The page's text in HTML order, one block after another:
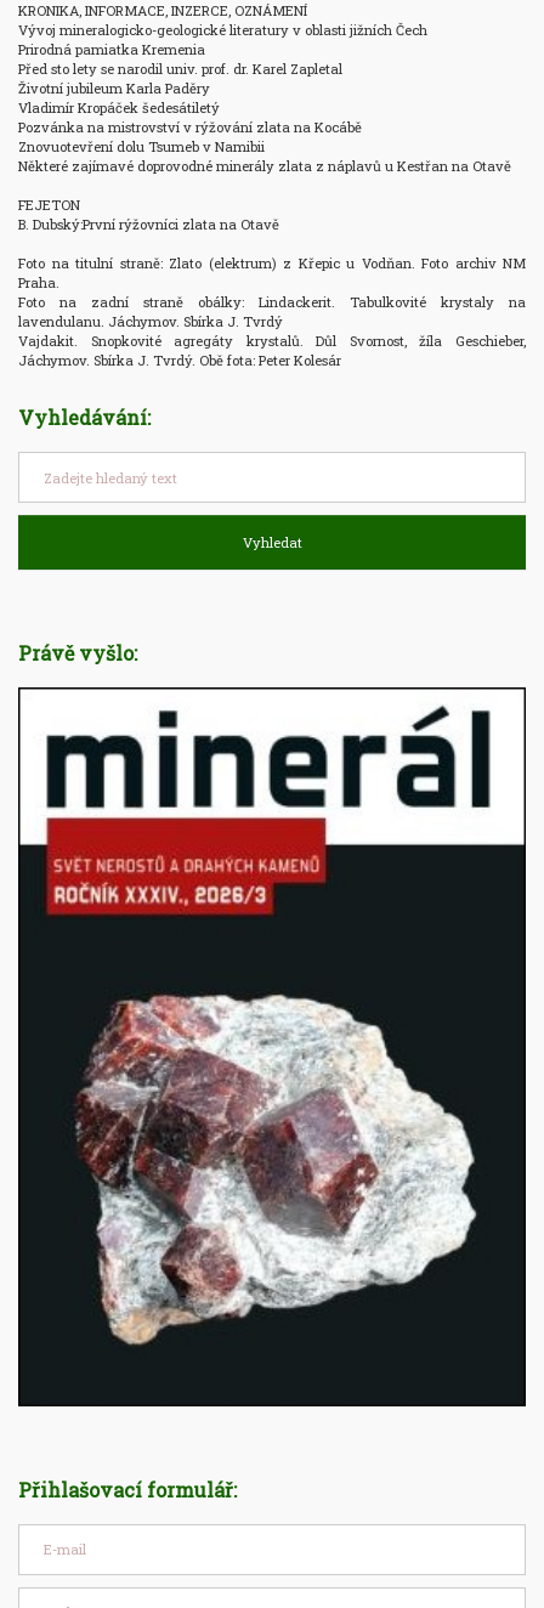
KRONIKA, INFORMACE, INZERCE, OZNÁMENÍ
Vývoj mineralogicko-geologické literatury v oblasti jižních Čech
Prirodná pamiatka Kremenia
Před sto lety se narodil univ. prof. dr. Karel Zapletal
Životní jubileum Karla Paděry
Vladimír Kropáček šedesátiletý
Pozvánka na mistrovství v rýžování zlata na Kocábě
Znovuotevření dolu Tsumeb v Namibii
Některé zajímavé doprovodné minerály zlata z náplavů u Kestřan na Otavě
FEJETON
B. Dubský:První rýžovníci zlata na Otavě
Foto na titulní straně: Zlato (elektrum) z Křepic u Vodňan. Foto archiv NM
Praha.
Foto na zadní straně obálky: Lindackerit. Tabulkovité krystaly na
lavendulanu. Jáchymov. Sbírka J. Tvrdý
Vajdakit. Snopkovité agregáty krystalů. Důl Svornost, žíla Geschieber,
Jáchymov. Sbírka J. Tvrdý. Obě fota: Peter Kolesár
Vyhledávání:
Vyhledat
Právě vyšlo:
Přihlašovací formulář: